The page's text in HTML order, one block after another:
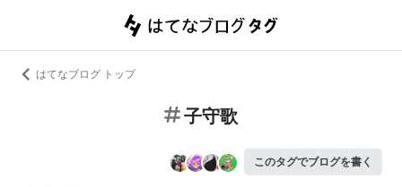
はてなブログ トップ
子守歌
このタグでブログを書く